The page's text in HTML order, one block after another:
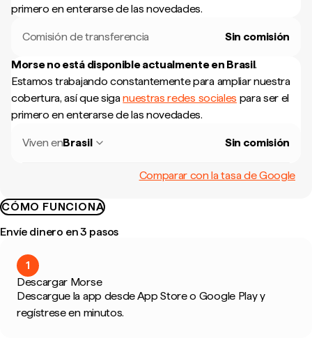
primero en enterarse de las novedades.
Comisión de transferencia Sin comisión
Morse no está disponible actualmente en Brasil.
Estamos trabajando constantemente para ampliar nuestra
cobertura, así que siganuestras redes sociales para ser el
primero en enterarse de las novedades.
Viven enBrasil Sin comisión
Comparar con la tasa de Google
CÓMO FUNCIONA
Envíe dinero en 3 pasos
1
Descargar Morse
Descargue la app desde App Store o Google Play y
regístrese en minutos.